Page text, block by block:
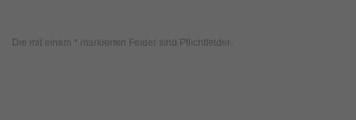
Die mit einem * markierten Felder sind Pflichtfelder.